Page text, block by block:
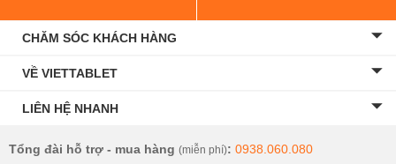
CHĂM SÓC KHÁCH HÀNG
VỀ VIETTABLET
LIÊN HỆ NHANH
Tổng đài hỗ trợ - mua hàng (miễn phí): 0938.060.080